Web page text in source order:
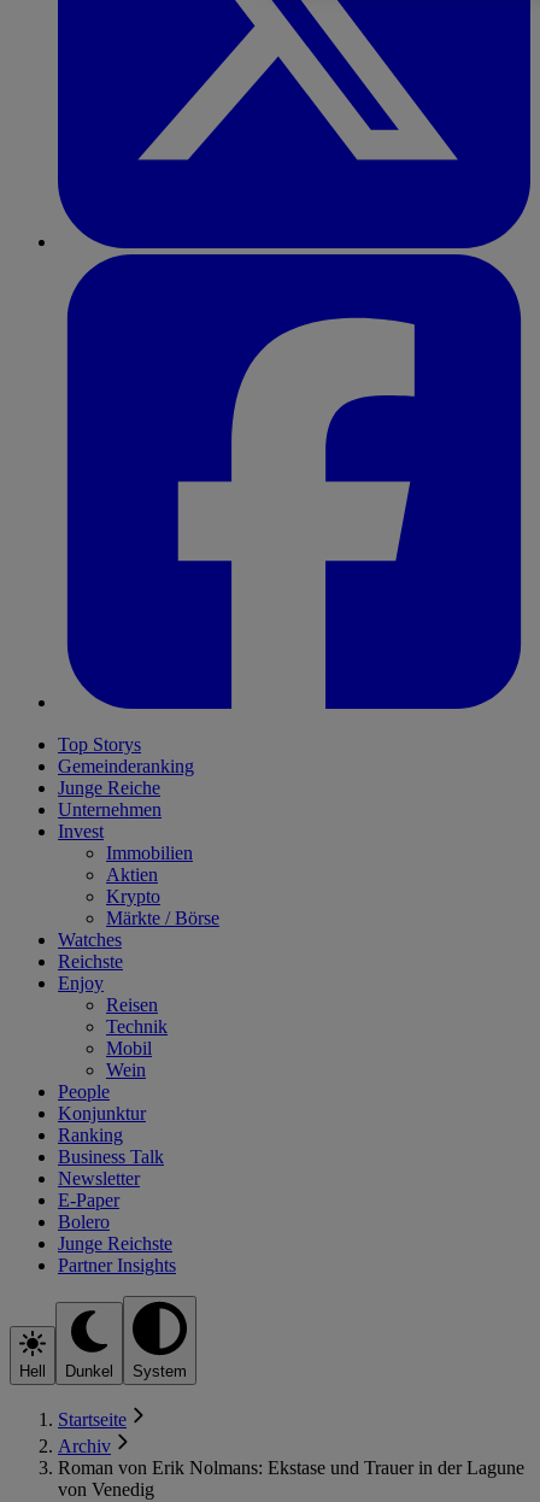
Top Storys
Gemeinderanking
Junge Reiche
Unternehmen
Invest
Immobilien
Aktien
Krypto
Märkte / Börse
Watches
Reichste
Enjoy
Reisen
Technik
Mobil
Wein
People
Konjunktur
Ranking
Business Talk
Newsletter
E-Paper
Bolero
Junge Reichste
Partner Insights
Hell Dunkel System
Startseite
Archiv
Roman von Erik Nolmans: Ekstase und Trauer in der Lagune
von Venedig